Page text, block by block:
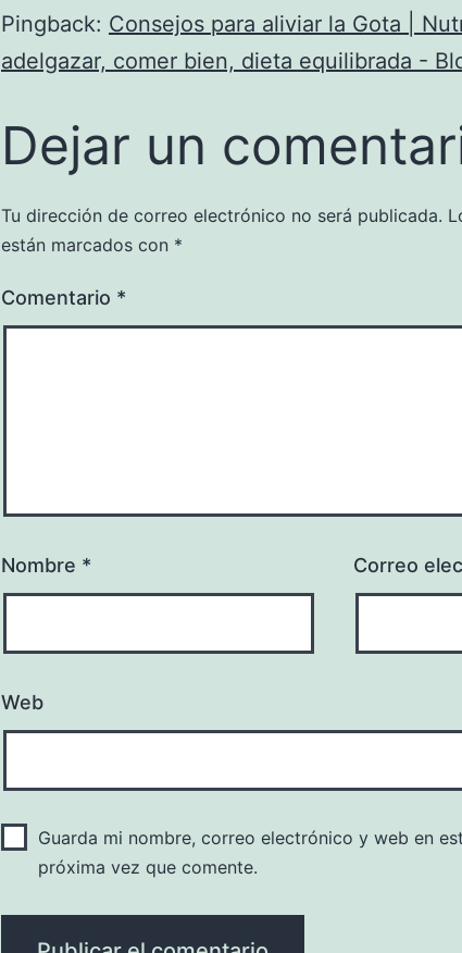
Pingback: Consejos para aliviar la Gota |
adelgazar, comer bien, dieta equilibrada -
Dejar un
Tu dirección de correo electrónico no será publicada.
están marcados con *
Comentario *
Nombre * Correo
Web
Guarda mi nombre, correo electrónico y web en
próxima vez que comente.